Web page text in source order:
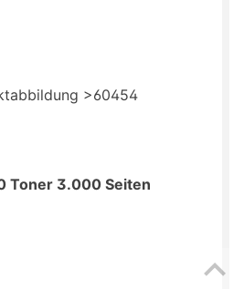
Toner 3.000 Seiten